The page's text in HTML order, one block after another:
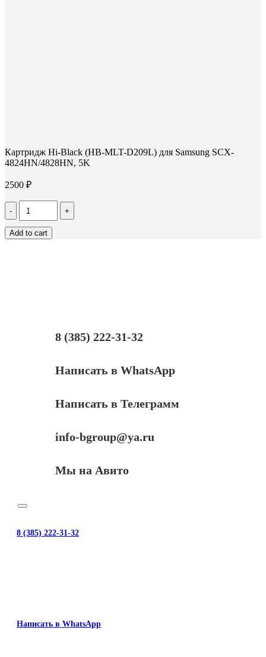
Картридж Hi-Black (HB-MLT-D209L) для Samsung SCX-
4824HN/4828HN, 5K
2500 ₽
Количество
Картридж
Hi-
Black
Add to cart
8 (385) 222-31-32
Написать в WhatsApp
Написать в Телеграмм
info-bgroup@ya.ru
Мы на Авито
8 (385) 222-31-32
Написать в WhatsApp